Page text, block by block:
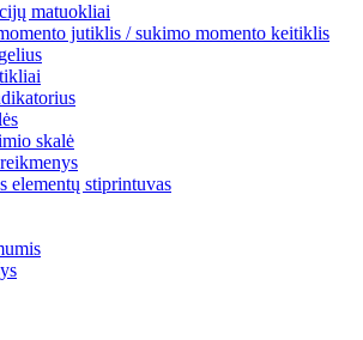
matuokliai
jutiklis / sukimo momento keitiklis
skalė
elementų stiprintuvas